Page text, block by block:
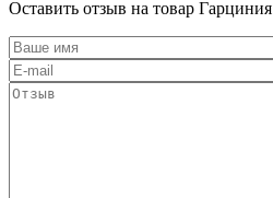
Оставить отзыв на товар Гарциния